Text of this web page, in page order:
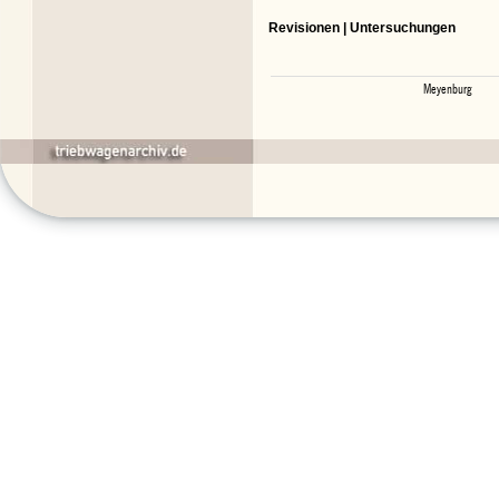
Revisionen | Untersuchungen
Meyenburg